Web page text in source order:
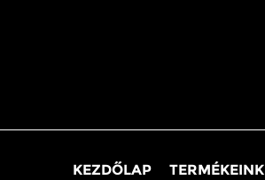
KEZDŐLAP TERMÉKEINK